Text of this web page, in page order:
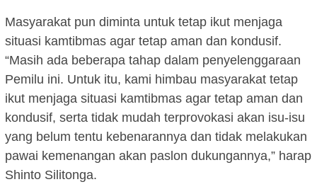
Masyarakat pun diminta untuk tetap ikut menjaga
situasi kamtibmas agar tetap aman dan kondusif.
“Masih ada beberapa tahap dalam penyelenggaraan
Pemilu ini. Untuk itu, kami himbau masyarakat tetap
ikut menjaga situasi kamtibmas agar tetap aman dan
kondusif, serta tidak mudah terprovokasi akan isu-isu
yang belum tentu kebenarannya dan tidak melakukan
pawai kemenangan akan paslon dukungannya,” harap
Shinto Silitonga.